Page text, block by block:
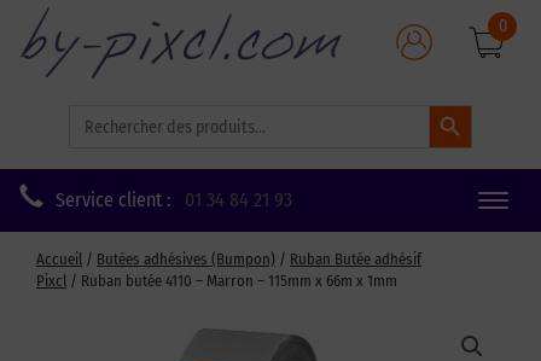
for:
Search Button
0
Service client : 01 34 84 21 93
Toggle
Accueil / Butées adhésives (Bumpon) / Ruban Butée adhésif
Pixcl / Ruban butée 4110 – Marron – 115mm x 66m x 1mm